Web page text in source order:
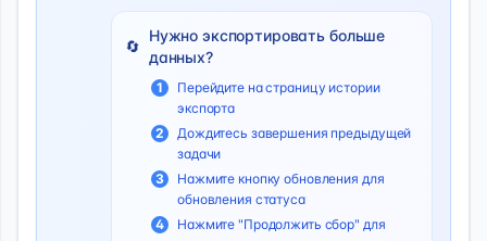
🔄
Нужно экспортировать больше
данных?
1
Перейдите на страницу истории
экспорта
2
Дождитесь завершения предыдущей
задачи
3
Нажмите кнопку обновления для
обновления статуса
4
Нажмите "Продолжить сбор" для